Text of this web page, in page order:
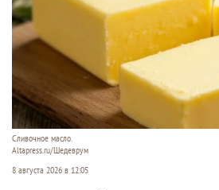
Сливочное масло.
Altapress.ru/Шедеврум
8 августа 2026 в 12:05